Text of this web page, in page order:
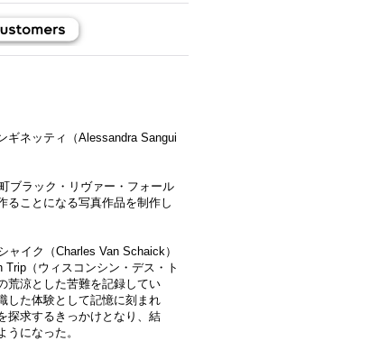
ギネッティ（Alessandra Sangui
ブラック・リヴァー・フォール
ることになる写真作品を制作し
イク（Charles Van Schaick）
（ウィスコンシン・デス・ト
荒涼とした苦難を記録してい
した体験として記憶に刻まれ
探求するきっかけとなり、結
になった。